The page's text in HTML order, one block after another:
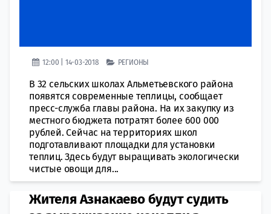
12:00 | 14-03-2018 РЕГИОНЫ
В 32 сельских школах Альметьевского района
появятся современные теплицы, сообщает
пресс-служба главы района. На их закупку из
местного бюджета потратят более 600 000
рублей. Сейчас на территориях школ
подготавливают площадки для установки
теплиц. Здесь будут выращивать экологически
чистые овощи для...
​Жителя Азнакаево будут судить